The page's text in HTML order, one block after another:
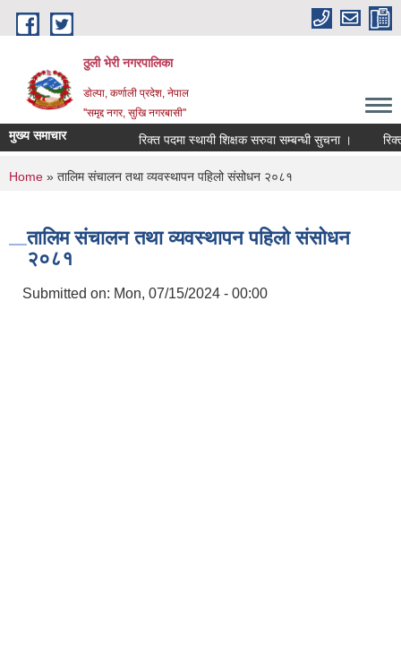
Skip to main content
ठुली भेरी नगरपालिका
डाेल्पा, कर्णाली प्रदेश, नेपाल
''समृद्द नगर, सुखि नगरबासी''
मुख्य समाचार रिक्त पदमा स्थायी शिक्षक सरुवा सम्बन्धी सुचना । रिक्त
You are here
Home » तालिम संचालन तथा व्यवस्थापन पहिलो संसोधन २०८१
तालिम संचालन तथा व्यवस्थापन पहिलो संसोधन
२०८१
Submitted on: Mon, 07/15/2024 - 00:00